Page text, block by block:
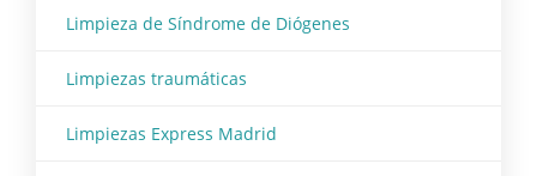
Limpieza de Síndrome de Diógenes
Limpiezas traumáticas
Limpiezas Express Madrid